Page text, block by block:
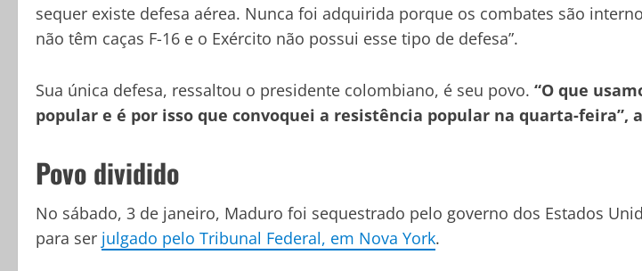
sequer existe defesa aérea. Nunca foi adquirida porque os combates são
não têm caças F-16 e o Exército não possui esse tipo de defesa”.
Sua única defesa, ressaltou o presidente colombiano, é seu povo. “O que
popular e é por isso que convoquei a resistência popular na quarta-feira”,
Povo dividido
No sábado, 3 de janeiro, Maduro foi sequestrado pelo governo dos Estados
para ser julgado pelo Tribunal Federal, em Nova York.